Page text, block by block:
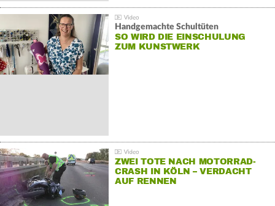
Handgemachte Schultüten
SO WIRD DIE EINSCHULUNG
ZUM KUNSTWERK
ZWEI TOTE NACH MOTORRAD-
CRASH IN KÖLN – VERDACHT
AUF RENNEN